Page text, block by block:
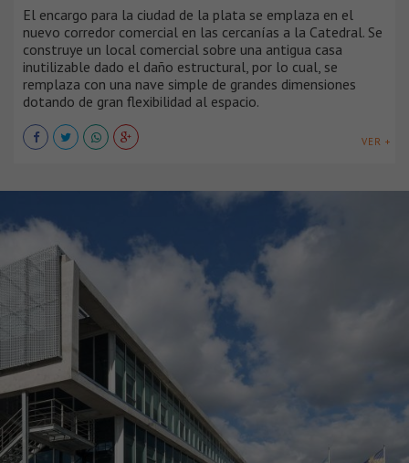
El encargo para la ciudad de la plata se emplaza en el
nuevo corredor comercial en las cercanías a la Catedral. Se
construye un local comercial sobre una antigua casa
inutilizable dado el daño estructural, por lo cual, se
remplaza con una nave simple de grandes dimensiones
dotando de gran flexibilidad al espacio.
VER +